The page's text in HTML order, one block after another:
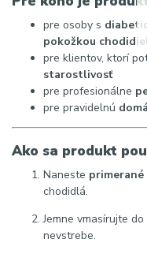
pre osoby s
pokožkou
pre klientov, ktorí
starostlivosť
pre profesionálne
pre pravidelnú
Ako sa produkt
Naneste
chodidlá.
Jemne vmasírujte
nevstrebe.